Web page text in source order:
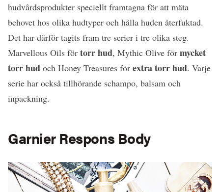
hudvårdsprodukter speciellt framtagna för att mäta
behovet hos olika hudtyper och hålla huden återfuktad.
Det har därför tagits fram tre serier i tre olika steg.
Marvellous Oils för torr hud, Mythic Olive för mycket
torr hud och Honey Treasures för extra torr hud. Varje
serie har också tillhörande schampo, balsam och
inpackning.
Garnier Respons Body